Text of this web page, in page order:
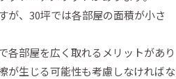
が、30坪では各部屋の面積が小さ
各部屋を広く取れるメリットがあり
が生じる可能性も考慮しなければな